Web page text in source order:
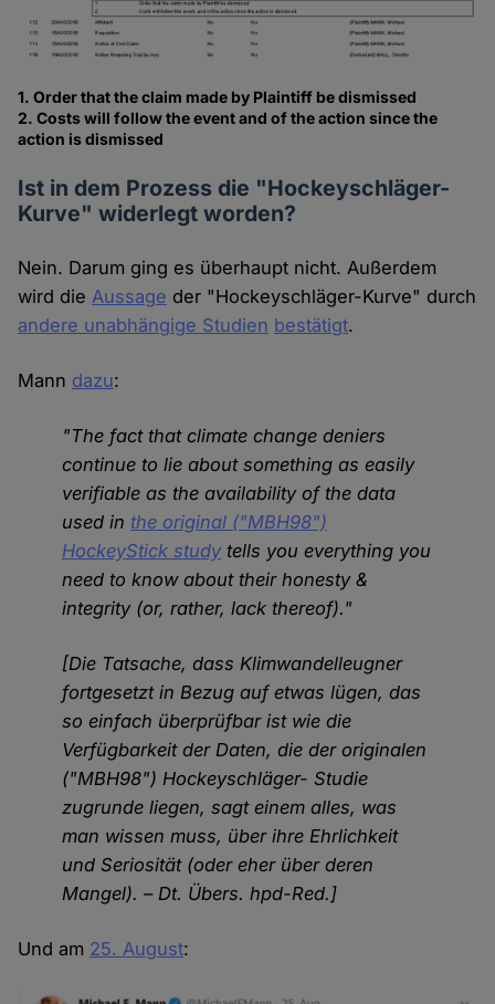
1. Order that the claim made by Plaintiff be dismissed
2. Costs will follow the event and of the action since the
action is dismissed
Ist in dem Prozess die "Hockeyschläger-
Kurve" widerlegt worden?
Nein. Darum ging es überhaupt nicht. Außerdem
wird dieAussage der "Hockeyschläger-Kurve" durch
andere unabhängige Studien bestätigt.
Mann dazu:
"The fact that climate change deniers
continue to lie about something as easily
verifiable as the availability of the data
used in the original ("MBH98")
HockeyStick study tells you everything you
need to know about their honesty &
integrity (or, rather, lack thereof)."
[Die Tatsache, dass Klimwandelleugner
fortgesetzt in Bezug auf etwas lügen, das
so einfach überprüfbar ist wie die
Verfügbarkeit der Daten, die der originalen
("MBH98") Hockeyschläger- Studie
zugrunde liegen, sagt einem alles, was
man wissen muss, über ihre Ehrlichkeit
und Seriosität (oder eher über deren
Mangel). – Dt. Übers. hpd-Red.]
Und am 25. August: